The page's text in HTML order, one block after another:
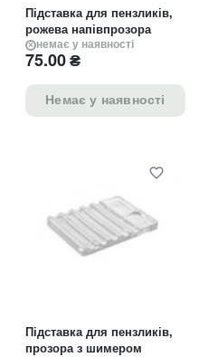
немає у наявності
Підставка для пензликів,
рожева напівпрозора
75.00₴
Немає у наявності
Підставка для пензликів,
прозора з шимером